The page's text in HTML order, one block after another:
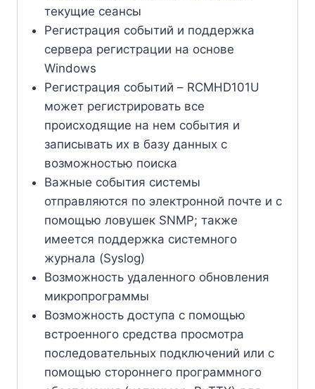
текущие сеансы
Регистрация событий и поддержка
сервера регистрации на основе
Windows
Регистрация событий – RCMHD101U
может регистрировать все
происходящие на нем события и
записывать их в базу данных с
возможностью поиска
Важные события системы
отправляются по электронной почте и с
помощью ловушек SNMP; также
имеется поддержка системного
журнала (Syslog)
Возможность удаленного обновления
микропрограммы
Возможность доступа с помощью
встроенного средства просмотра
последовательных подключений или с
помощью стороннего программного